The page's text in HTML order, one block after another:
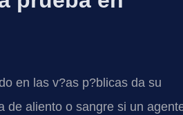
en las v?as p?blicas da su
aliento o sangre si un